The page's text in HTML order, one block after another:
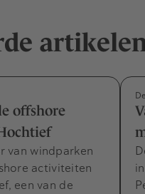
offshore
van windparken
activiteiten
een van de